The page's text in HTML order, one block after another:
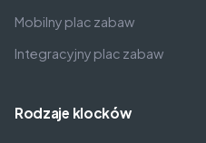
Mobilny plac zabaw
Integracyjny plac zabaw
Rodzaje klocków